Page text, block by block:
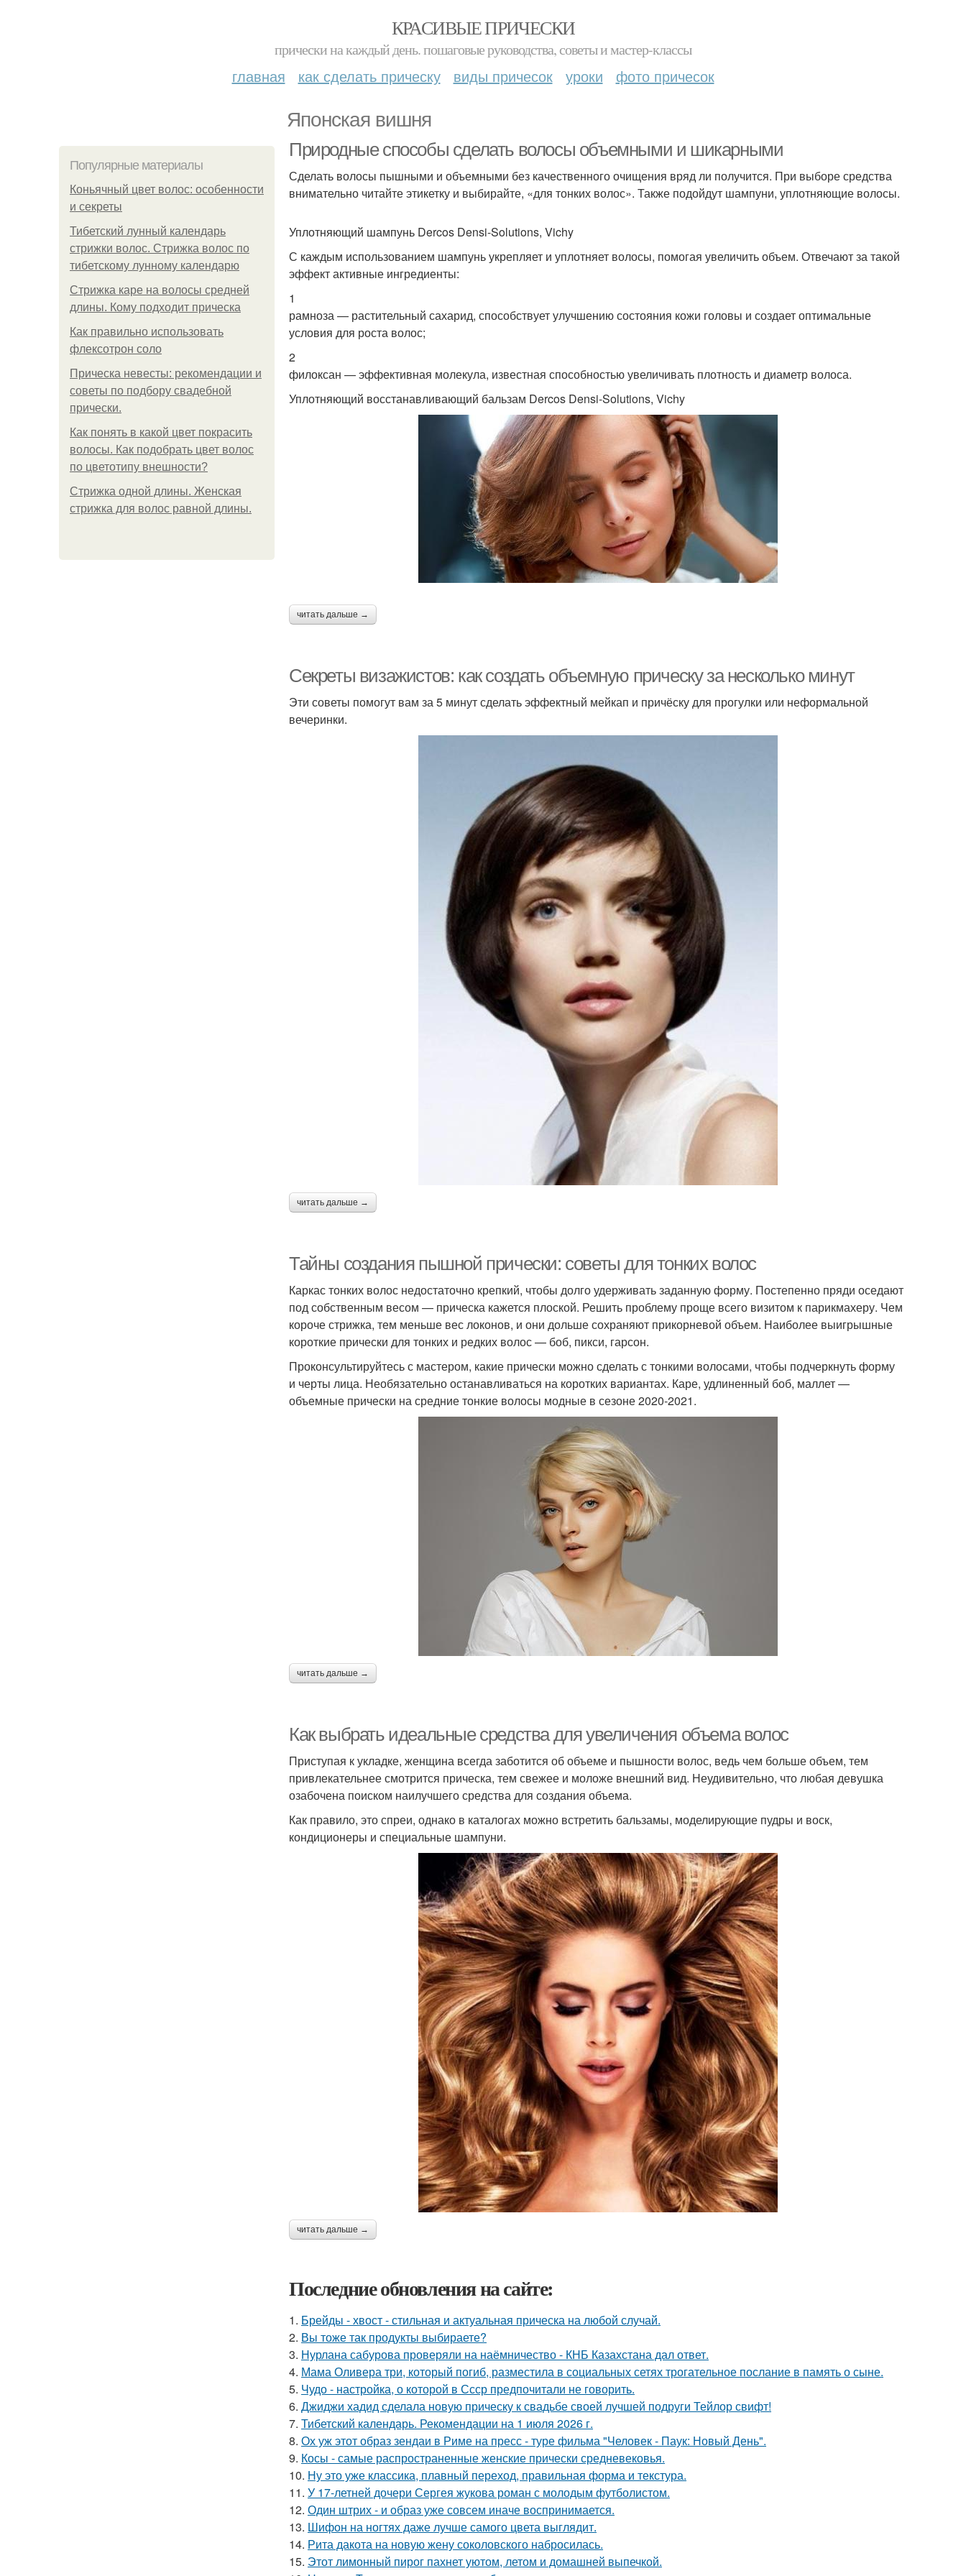
КРАСИВЫЕ ПРИЧЕСКИ
прически на каждый день. пошаговые руководства, советы и мастер-классы
главная как сделать прическу виды причесок уроки фото причесок
Японская вишня
Популярные материалы
Коньячный цвет волос: особенности
и секреты
Тибетский лунный календарь
стрижки волос. Стрижка волос по
тибетскому лунному календарю
Стрижка каре на волосы средней
длины. Кому подходит прическа
Как правильно использовать
флексотрон соло
Прическа невесты: рекомендации и
советы по подбору свадебной
прически.
Как понять в какой цвет покрасить
волосы. Как подобрать цвет волос
по цветотипу внешности?
Стрижка одной длины. Женская
стрижка для волос равной длины.
Природные способы сделать волосы объемными и шикарными
Сделать волосы пышными и объемными без качественного очищения вряд ли получится. При выборе средства
внимательно читайте этикетку и выбирайте, «для тонких волос». Также подойдут шампуни, уплотняющие волосы.
Уплотняющий шампунь Dercos Densi-Solutions, Vichy
С каждым использованием шампунь укрепляет и уплотняет волосы, помогая увеличить объем. Отвечают за такой
эффект активные ингредиенты:
1
рамноза — растительный сахарид, способствует улучшению состояния кожи головы и создает оптимальные
условия для роста волос;
2
филоксан — эффективная молекула, известная способностью увеличивать плотность и диаметр волоса.
Уплотняющий восстанавливающий бальзам Dercos Densi-Solutions, Vichy
читать дальше →
Секреты визажистов: как создать объемную прическу за несколько минут
Эти советы помогут вам за 5 минут сделать эффектный мейкап и причёску для прогулки или неформальной
вечеринки.
читать дальше →
Тайны создания пышной прически: советы для тонких волос
Каркас тонких волос недостаточно крепкий, чтобы долго удерживать заданную форму. Постепенно пряди оседают
под собственным весом — прическа кажется плоской. Решить проблему проще всего визитом к парикмахеру. Чем
короче стрижка, тем меньше вес локонов, и они дольше сохраняют прикорневой объем. Наиболее выигрышные
короткие прически для тонких и редких волос — боб, пикси, гарсон.
Проконсультируйтесь с мастером, какие прически можно сделать с тонкими волосами, чтобы подчеркнуть форму
и черты лица. Необязательно останавливаться на коротких вариантах. Каре, удлиненный боб, маллет —
объемные прически на средние тонкие волосы модные в сезоне 2020-2021.
читать дальше →
Как выбрать идеальные средства для увеличения объема волос
Приступая к укладке, женщина всегда заботится об объеме и пышности волос, ведь чем больше объем, тем
привлекательнее смотрится прическа, тем свежее и моложе внешний вид. Неудивительно, что любая девушка
озабочена поиском наилучшего средства для создания объема.
Как правило, это спреи, однако в каталогах можно встретить бальзамы, моделирующие пудры и воск,
кондиционеры и специальные шампуни.
читать дальше →
Последние обновления на сайте:
1. Брейды - хвост - стильная и актуальная прическа на любой случай.
2. Вы тоже так продукты выбираете?
3. Нурлана сабурова проверяли на наёмничество - КНБ Казахстана дал ответ.
4. Мама Оливера три, который погиб, разместила в социальных сетях трогательное послание в память о сыне.
5. Чудо - настройка, о которой в Ссср предпочитали не говорить.
6. Джиджи хадид сделала новую прическу к свадьбе своей лучшей подруги Тейлор свифт!
7. Тибетский календарь. Рекомендации на 1 июля 2026 г.
8. Ох уж этот образ зендаи в Риме на пресс - туре фильма "Человек - Паук: Новый День".
9. Косы - самые распространенные женские прически средневековья.
10. Ну это уже классика, плавный переход, правильная форма и текстура.
11. У 17-летней дочери Сергея жукова роман с молодым футболистом.
12. Один штрих - и образ уже совсем иначе воспринимается.
13. Шифон на ногтях даже лучше самого цвета выглядит.
14. Рита дакота на новую жену соколовского набросилась.
15. Этот лимонный пирог пахнет уютом, летом и домашней выпечкой.